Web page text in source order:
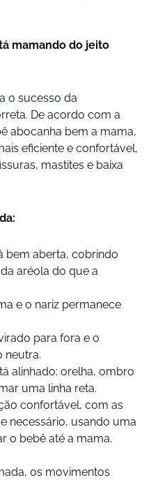
mamando do jeito
o sucesso da
De acordo com a
abocanha bem a mama,
eficiente e confortável,
mastites e baixa
bem aberta, cobrindo
aréola do que a
e o nariz permanece
para fora e o
neutra.
alinhado: orelha, ombro
uma linha reta.
confortável, com as
necessário, usando uma
o bebê até a mama.
os movimentos